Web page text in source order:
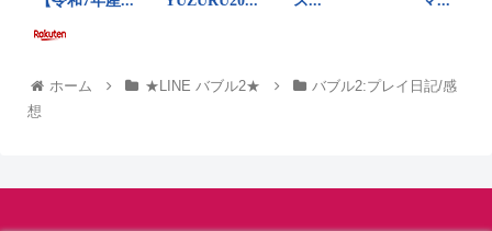
ホーム ★LINE バブル2★
バブル2:プレイ日記/感
想